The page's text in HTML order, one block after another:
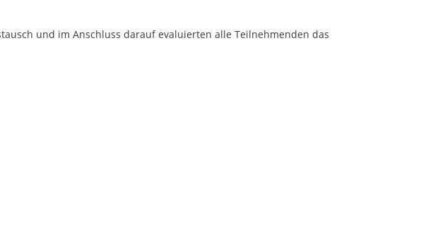
und im Anschluss darauf evaluierten alle Teilnehmenden das